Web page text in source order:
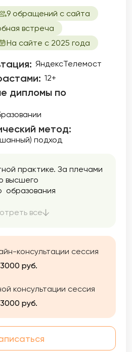
9 обращений с сайта
встреча
На сайте с 2025 года
ЯндексТелемост
12+
дипломы по
метод:
подход
практике. За плечами
высшего
образования
супервизия( более 40
все
консультации сессия
3000 руб.
консультации сессия
3000 руб.